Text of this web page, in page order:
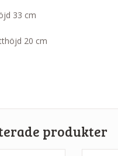
33 cm
20 cm
produkter